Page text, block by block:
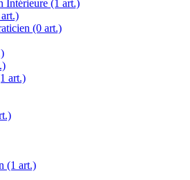
Intérieure (1 art.)
(0 art.)
art.)
(1 art.)